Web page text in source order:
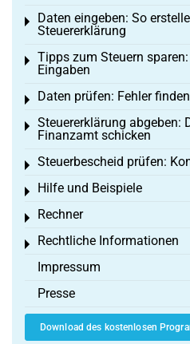
Daten eingeben: So
Steuererklärung
Toggle menu
Tipps zum Steuern
Eingaben
Toggle menu
Daten prüfen: Fehler finden
Toggle menu
Steuererklärung abgeben:
Finanzamt schicken
Toggle menu
Steuerbescheid prüfen:
Toggle menu
Hilfe und Beispiele
Toggle menu
Rechner
Toggle menu
Rechtliche Informationen
Toggle menu
Impressum
Presse
Download des kostenlosen